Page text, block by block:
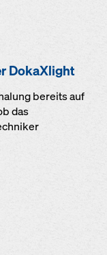
DokaXlight
bereits auf
das